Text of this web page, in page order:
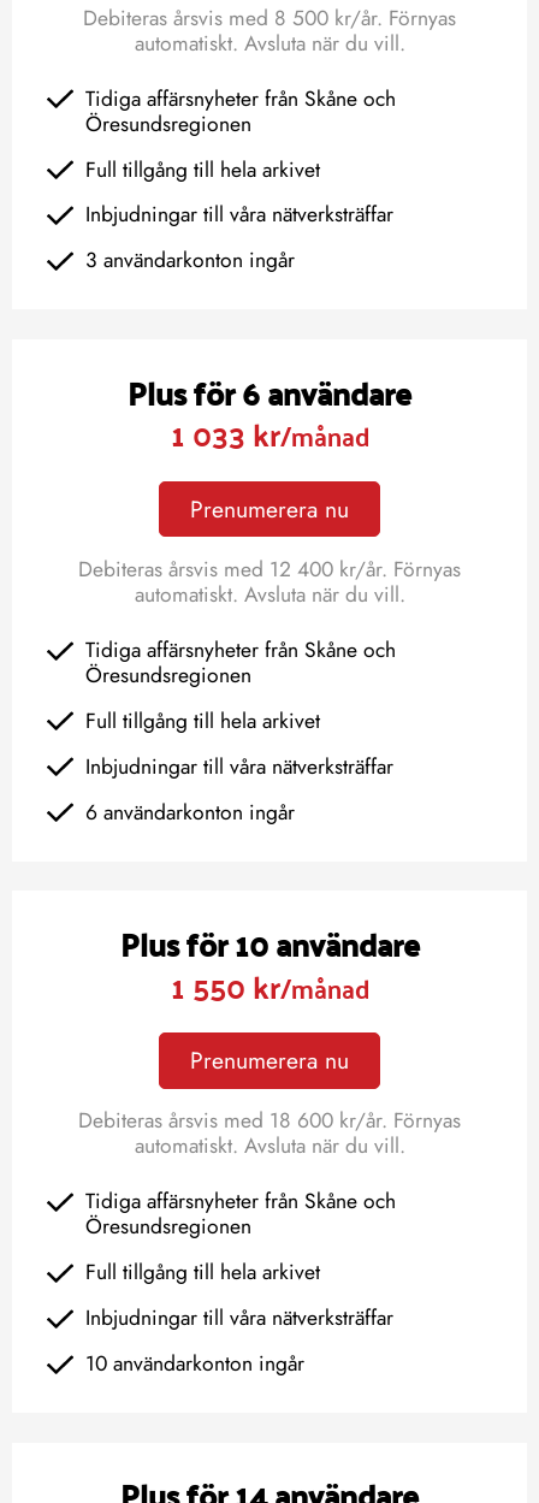
Debiteras årsvis med 8 500 kr/år. Förnyas
automatiskt. Avsluta när du vill.
Tidiga affärsnyheter från Skåne och
Öresundsregionen
Full tillgång till hela arkivet
Inbjudningar till våra nätverksträffar
3 användarkonton ingår
Plus för 6 användare
1 033 kr/månad
Prenumerera nu
Debiteras årsvis med 12 400 kr/år. Förnyas
automatiskt. Avsluta när du vill.
Tidiga affärsnyheter från Skåne och
Öresundsregionen
Full tillgång till hela arkivet
Inbjudningar till våra nätverksträffar
6 användarkonton ingår
Plus för 10 användare
1 550 kr/månad
Prenumerera nu
Debiteras årsvis med 18 600 kr/år. Förnyas
automatiskt. Avsluta när du vill.
Tidiga affärsnyheter från Skåne och
Öresundsregionen
Full tillgång till hela arkivet
Inbjudningar till våra nätverksträffar
10 användarkonton ingår